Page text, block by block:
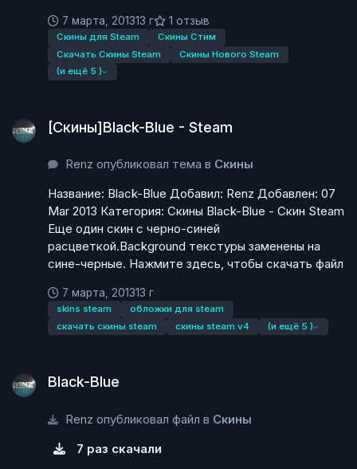
7 марта, 201313 г 1 отзыв
Скины для Steam
Скины Стим
Скачать Скины Steam
Скины Нового Steam
(и ещё 5 )
[Скины]Black-Blue - Steam
Renz опубликовал тема в Скины
Название: Black-Blue Добавил: Renz Добавлен: 07
Mar 2013 Категория: Скины Black-Blue - Скин Steam
Еще один скин с черно-синей
расцветкой.Background текстуры заменены на
сине-черные. Нажмите здесь, чтобы скачать файл
7 марта, 201313 г
skins steam
обложки для steam
скачать скины steam
скины steam v4 (и ещё 5 )
Black-Blue
Renz опубликовал файл в Скины
7 раз скачали